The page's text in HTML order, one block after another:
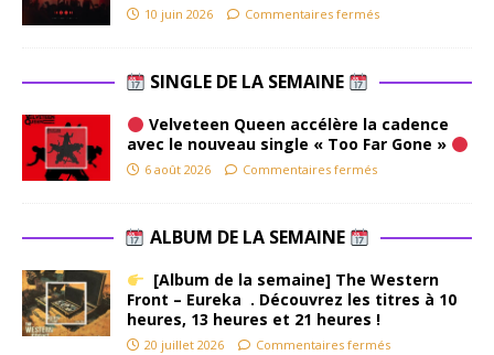
10 juin 2026 Commentaires fermés
SINGLE DE LA SEMAINE
Velveteen Queen accélère la cadence
avec le nouveau single « Too Far Gone »
6 août 2026 Commentaires fermés
ALBUM DE LA SEMAINE
[Album de la semaine] The Western
Front – Eureka . Découvrez les titres à 10
heures, 13 heures et 21 heures !
20 juillet 2026 Commentaires fermés